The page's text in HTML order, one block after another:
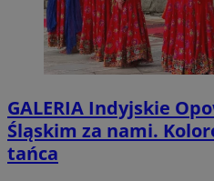
GALERIA Indyjskie
Śląskim za nami.
tańca